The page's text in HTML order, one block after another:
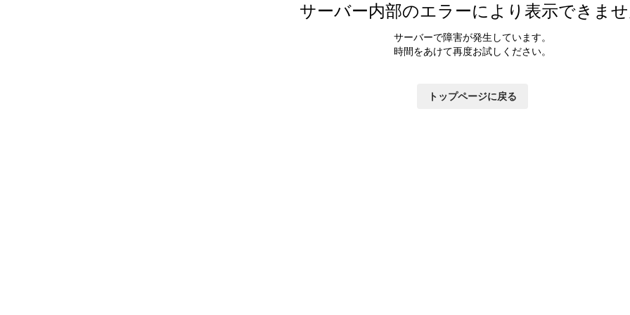
サーバー内部のエラーにより表示できま
サーバーで障害が発生しています。
時間をあけて再度お試しください。
トップページに戻る